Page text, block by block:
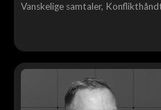
Vanskelige samtaler